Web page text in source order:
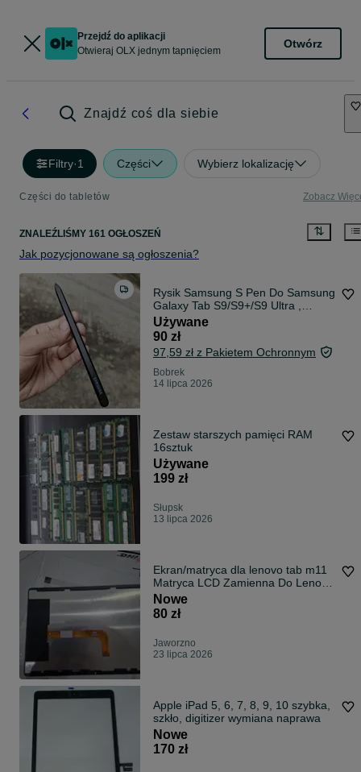
Przejdź do aplikacji
Otwieraj OLX jednym tapnięciem
Otwórz
Znajdź coś dla siebie
Filtry·1 Części Wybierz lokalizację
Części do tabletów Zobacz
ZNALEŹLIŚMY 161 OGŁOSZEŃ
Jak pozycjonowane są ogłoszenia?
Rysik Samsung S Pen Do Samsung
Galaxy Tab S9/S9+/S9 Ultra ,
Bluetooth, 100% oryginalne
Używane
90 zł
97,59 zł z Pakietem Ochronnym
Bobrek
14 lipca 2026
Zestaw starszych pamięci RAM
16sztuk
Używane
199 zł
Słupsk
13 lipca 2026
Ekran/matryca dla lenovo tab m11
Matryca LCD Zamienna Do Lenovo
Matryca LCD Zamienna Do Lenovo
Nowe
80 zł
Jaworzno
23 lipca 2026
Apple iPad 5, 6, 7, 8, 9, 10 szybka,
szkło, digitizer wymiana naprawa
Nowe
170 zł